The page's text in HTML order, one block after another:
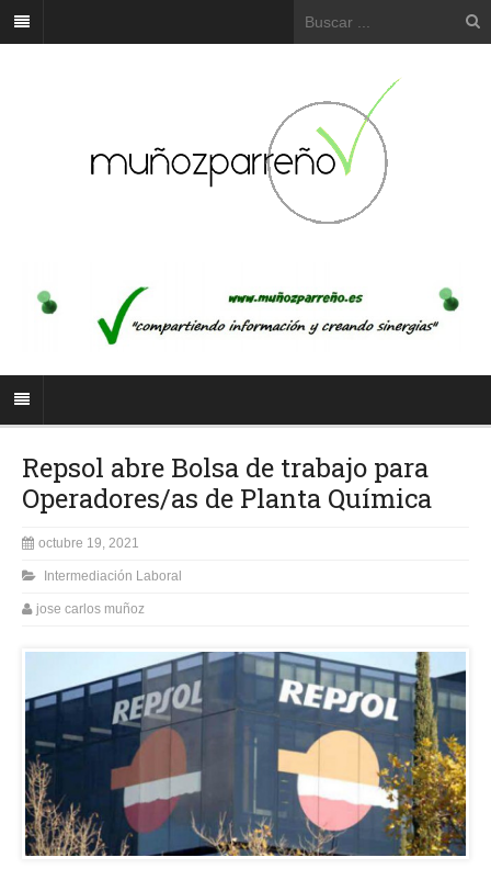
Repsol abre Bolsa de trabajo para
Operadores/as de Planta Química
octubre 19, 2021
Intermediación Laboral
jose carlos muñoz